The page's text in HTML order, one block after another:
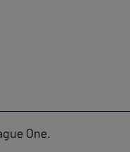
One.